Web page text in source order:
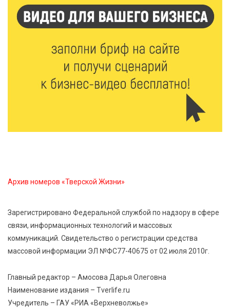
6 Авг 2026 13:02 244
Рынок труда 2026: где в Тверской области самые
высокие зарплаты и как изменились доходы
6 Авг 2026 12:43 2932
Уйти красиво: как жители Твери расстаются с
работодателями
В Твери обновили отделение гнойной хирургии
Архив номеров «Тверской Жизни»
Зарегистрировано Федеральной службой по надзору в сфере
связи, информационных технологий и массовых
коммуникаций. Свидетельство о регистрации средства
массовой информации ЭЛ №ФС77-40675 от 02 июля 2010г.
Главный редактор – Амосова Дарья Олеговна
Наименование издания – Tverlife.ru
Учредитель – ГАУ «РИА «Верхневолжье»